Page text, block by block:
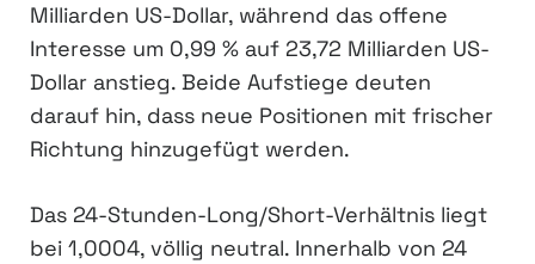
Milliarden US-Dollar, während das offene
Interesse um 0,99 % auf 23,72 Milliarden US-
Dollar anstieg. Beide Aufstiege deuten
darauf hin, dass neue Positionen mit frischer
Richtung hinzugefügt werden.
Das 24-Stunden-Long/Short-Verhältnis liegt
bei 1,0004, völlig neutral. Innerhalb von 24